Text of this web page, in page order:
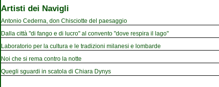
Artisti dei Navigli
Antonio Cederna, don Chisciotte del paesaggio
Dalla città "di fango e di lucro" al convento "dove respira il lago"
Laboratorio per la cultura e le tradizioni milanesi e lombarde
Noi che si rema contro la notte
Quegli sguardi in scatola di Chiara Dynys